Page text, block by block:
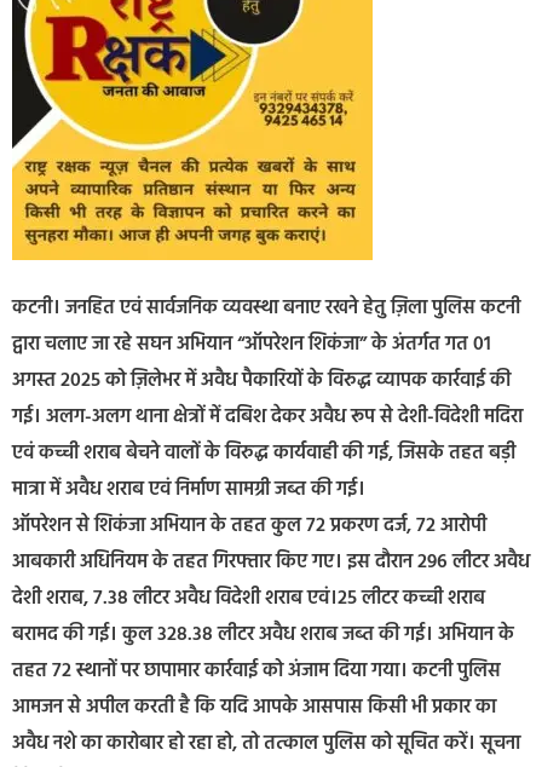
कटनी। जनहित एवं सार्वजनिक व्यवस्था बनाए रखने हेतु ज़िला पुलिस कटनी
द्वारा चलाए जा रहे सघन अभियान “ऑपरेशन शिकंजा” के अंतर्गत गत 01
अगस्त 2025 को ज़िलेभर में अवैध पैकारियों के विरुद्ध व्यापक कार्रवाई की
गई। अलग-अलग थाना क्षेत्रों में दबिश देकर अवैध रूप से देशी-विदेशी मदिरा
एवं कच्ची शराब बेचने वालों के विरुद्ध कार्यवाही की गई, जिसके तहत बड़ी
मात्रा में अवैध शराब एवं निर्माण सामग्री जब्त की गई।
ऑपरेशन से शिकंजा अभियान के तहत कुल 72 प्रकरण दर्ज, 72 आरोपी
आबकारी अधिनियम के तहत गिरफ्तार किए गए। इस दौरान 296 लीटर अवैध
देशी शराब, 7.38 लीटर अवैध विदेशी शराब एवं।25 लीटर कच्ची शराब
बरामद की गई। कुल 328.38 लीटर अवैध शराब जब्त की गई। अभियान के
तहत 72 स्थानों पर छापामार कार्रवाई को अंजाम दिया गया। कटनी पुलिस
आमजन से अपील करती है कि यदि आपके आसपास किसी भी प्रकार का
अवैध नशे का कारोबार हो रहा हो, तो तत्काल पुलिस को सूचित करें। सूचना